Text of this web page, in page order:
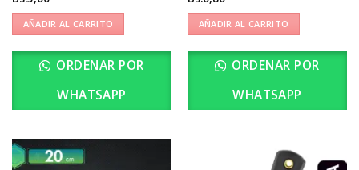
AÑADIR AL CARRITO
ORDENAR POR
WHATSAPP
AÑADIR AL CARRITO
ORDENAR POR
WHATSAPP